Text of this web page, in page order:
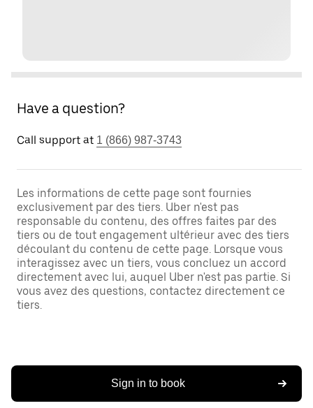
Have a question?
Call support at 1 (866) 987-3743
Les informations de cette page sont fournies
exclusivement par des tiers. Uber n'est pas
responsable du contenu, des offres faites par des
tiers ou de tout engagement ultérieur avec des tiers
découlant du contenu de cette page. Lorsque vous
interagissez avec un tiers, vous concluez un accord
directement avec lui, auquel Uber n'est pas partie. Si
vous avez des questions, contactez directement ce
tiers.
Sign in to book